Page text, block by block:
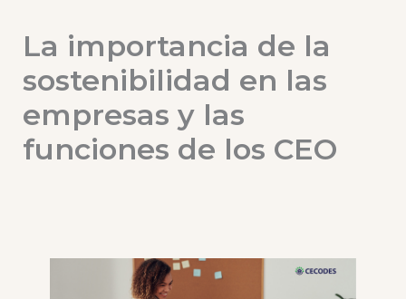
La importancia de la
sostenibilidad en las
empresas y las
funciones de los CEO